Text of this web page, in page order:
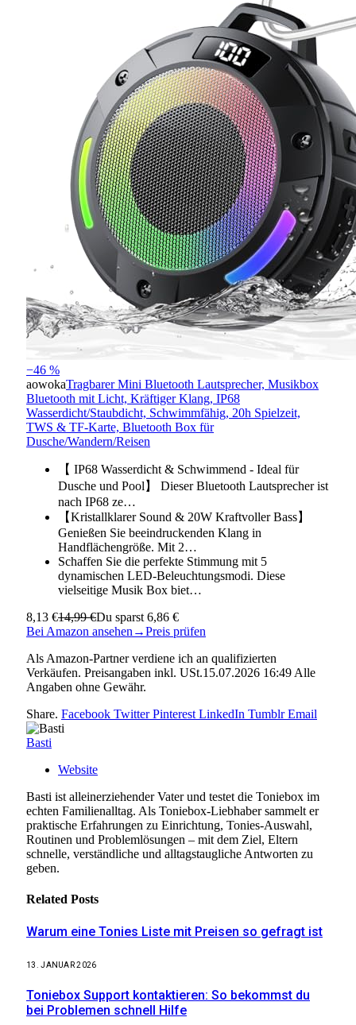
−46 %
aowokaTragbarer Mini Bluetooth Lautsprecher, Musikbox
Bluetooth mit Licht, Kräftiger Klang, IP68
Wasserdicht/Staubdicht, Schwimmfähig, 20h Spielzeit,
TWS & TF-Karte, Bluetooth Box für
Dusche/Wandern/Reisen
【 IP68 Wasserdicht & Schwimmend - Ideal für
Dusche und Pool】 Dieser Bluetooth Lautsprecher ist
nach IP68 ze…
【Kristallklarer Sound & 20W Kraftvoller Bass】
Genießen Sie beeindruckenden Klang in
Handflächengröße. Mit 2…
Schaffen Sie die perfekte Stimmung mit 5
dynamischen LED-Beleuchtungsmodi. Diese
vielseitige Musik Box biet…
8,13 €14,99 €Du sparst 6,86 €
Bei Amazon ansehen →Preis prüfen
Als Amazon-Partner verdiene ich an qualifizierten
Verkäufen. Preisangaben inkl. USt.15.07.2026 16:49 Alle
Angaben ohne Gewähr.
Share. Facebook Twitter Pinterest LinkedIn Tumblr Email
Basti
Website
Basti ist alleinerziehender Vater und testet die Toniebox im
echten Familienalltag. Als Toniebox-Liebhaber sammelt er
praktische Erfahrungen zu Einrichtung, Tonies-Auswahl,
Routinen und Problemlösungen – mit dem Ziel, Eltern
schnelle, verständliche und alltagstaugliche Antworten zu
geben.
Related Posts
Warum eine Tonies Liste mit Preisen so gefragt ist
13. JANUAR 2026
Toniebox Support kontaktieren: So bekommst du
bei Problemen schnell Hilfe